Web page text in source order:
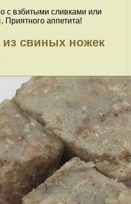
с взбитыми сливками или
. Приятного аппетита!
из свиных ножек